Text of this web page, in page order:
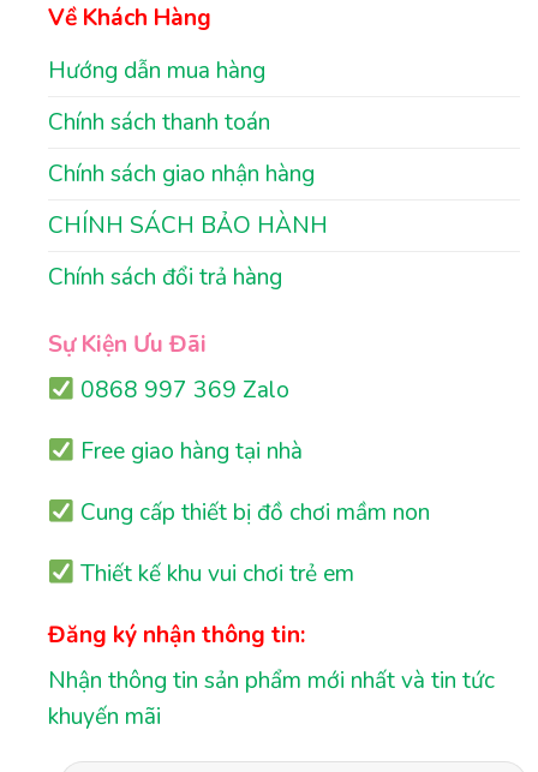
Về Khách Hàng
Hướng dẫn mua hàng
Chính sách thanh toán
Chính sách giao nhận hàng
CHÍNH SÁCH BẢO HÀNH
Chính sách đổi trả hàng
Sự Kiện Ưu Đãi
0868 997 369 Zalo
Free giao hàng tại nhà
Cung cấp thiết bị đồ chơi mầm non
Thiết kế khu vui chơi trẻ em
Đăng ký nhận thông tin:
Nhận thông tin sản phẩm mới nhất và tin tức
khuyến mãi